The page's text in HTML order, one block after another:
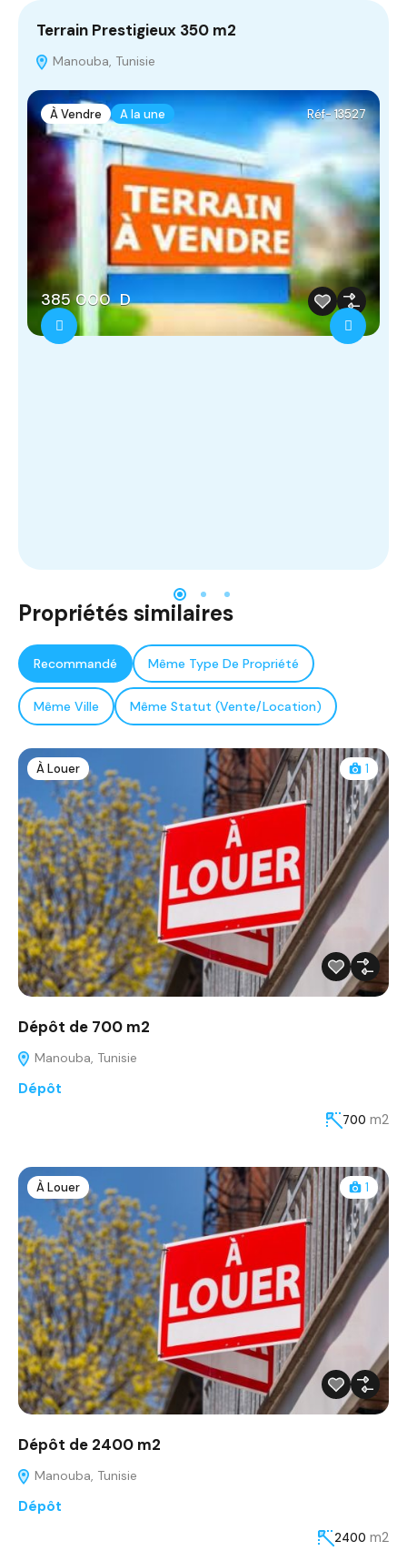
Terrain Prestigieux 350 m2
‫‪Manouba, Tunisie
À Vendre A la une Réf- 13527
385 000 D
Propriétés similaires
Recommandé Même Type De Propriété
Même Ville Même Statut (Vente/Location)
À Louer 1
Dépôt de 700 m2
Manouba, Tunisie
Dépôt
700 m2
À Louer 1
Dépôt de 2400 m2
Manouba, Tunisie
Dépôt
2400 m2